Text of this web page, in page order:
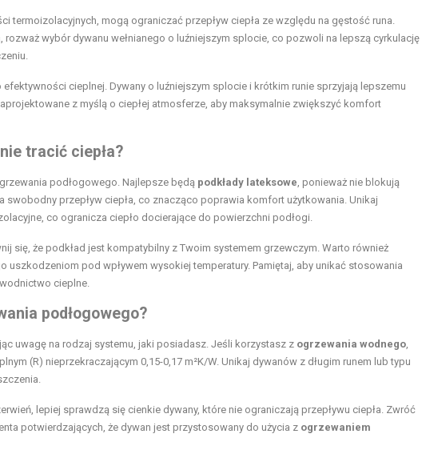
termoizolacyjnych, mogą ograniczać przepływ ciepła ze względu na gęstość runa.
wybór dywanu wełnianego o luźniejszym splocie, co pozwoli na lepszą cyrkulację
cieplnej. Dywany o luźniejszym splocie i krótkim runie sprzyjają lepszemu
z myślą o ciepłej atmosferze, aby maksymalnie zwiększyć komfort
tracić ciepła?
podłogowego. Najlepsze będą podkłady lateksowe, ponieważ nie blokują
swobodny przepływ ciepła, co znacząco poprawia komfort użytkowania. Unikaj
co ogranicza ciepło docierające do powierzchni podłogi.
się, że podkład jest kompatybilny z Twoim systemem grzewczym. Warto również
uszkodzeniom pod wpływem wysokiej temperatury. Pamiętaj, aby unikać stosowania
cieplne.
podłogowego?
uwagę na rodzaj systemu, jaki posiadasz. Jeśli korzystasz z ogrzewania wodnego,
(R) nieprzekraczającym 0,15-0,17 m²K/W. Unikaj dywanów z długim runem lub typu
lepiej sprawdzą się cienkie dywany, które nie ograniczają przepływu ciepła. Zwróć
potwierdzających, że dywan jest przystosowany do użycia z ogrzewaniem